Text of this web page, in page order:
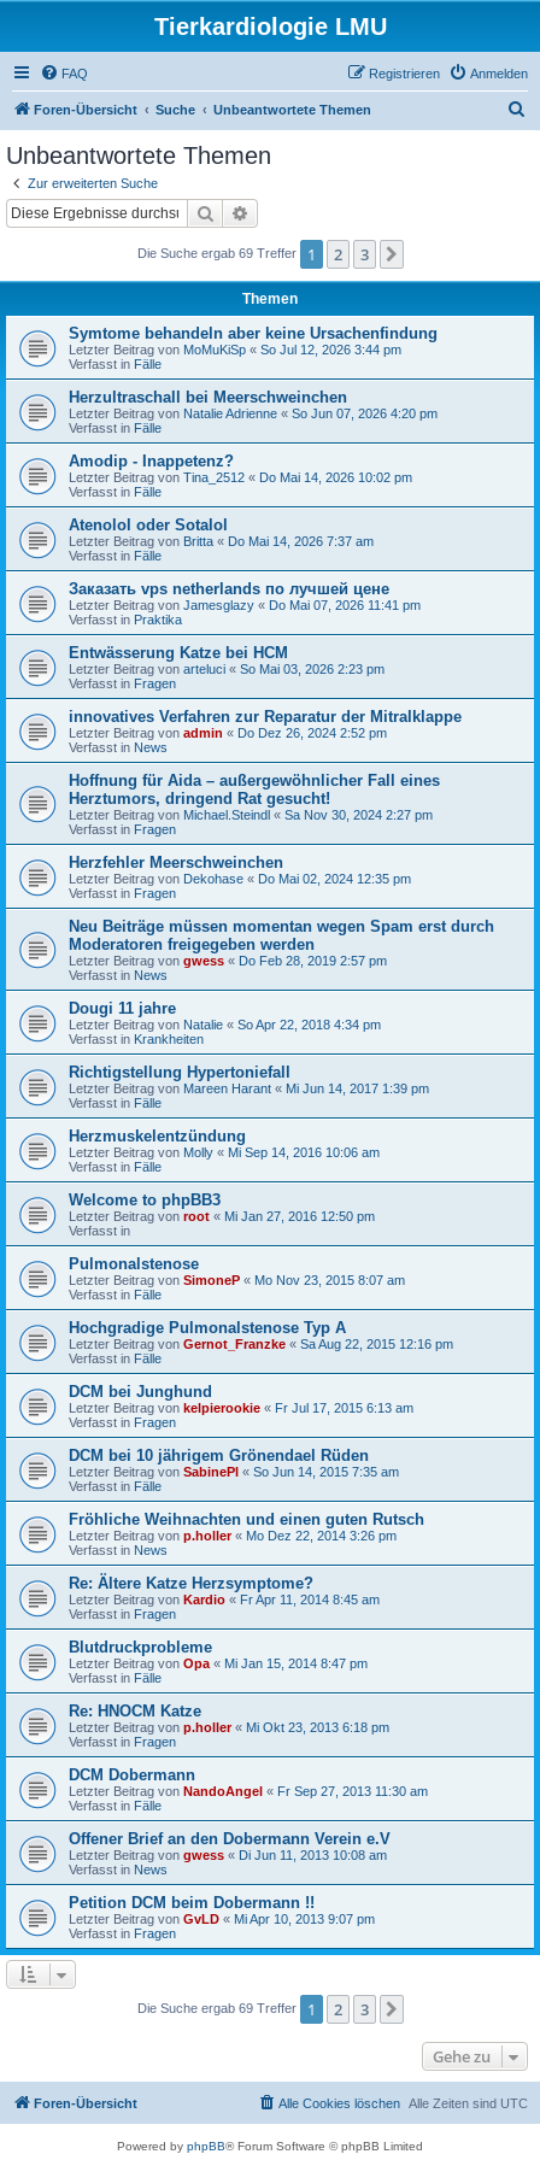
Tierkardiologie LMU
FAQ Anmelden
Registrieren
Foren-Übersicht Suche Unbeantwortete Themen
Unbeantwortete Themen
Zur erweiterten Suche
Suche
Die Suche ergab 69 Treffer 1 2 3
Themen
Symtome behandeln aber keine Ursachenfindung
Letzter Beitrag von MoMuKiSp « So Jul 12, 2026 3:44 pm
Verfasst in Fälle
Herzultraschall bei Meerschweinchen
Letzter Beitrag von Natalie Adrienne « So Jun 07, 2026 4:20 pm
Verfasst in Fälle
Amodip - Inappetenz?
Letzter Beitrag von Tina_2512 « Do Mai 14, 2026 10:02 pm
Verfasst in Fälle
Atenolol oder Sotalol
Letzter Beitrag von Britta « Do Mai 14, 2026 7:37 am
Verfasst in Fälle
Заказать vps netherlands по лучшей цене
Letzter Beitrag von Jamesglazy « Do Mai 07, 2026 11:41 pm
Verfasst in Praktika
Entwässerung Katze bei HCM
Letzter Beitrag von arteluci « So Mai 03, 2026 2:23 pm
Verfasst in Fragen
innovatives Verfahren zur Reparatur der Mitralklappe
Letzter Beitrag von admin « Do Dez 26, 2024 2:52 pm
Verfasst in News
Hoffnung für Aida – außergewöhnlicher Fall eines
Herztumors, dringend Rat gesucht!
Letzter Beitrag von Michael.Steindl « Sa Nov 30, 2024 2:27 pm
Verfasst in Fragen
Herzfehler Meerschweinchen
Letzter Beitrag von Dekohase « Do Mai 02, 2024 12:35 pm
Verfasst in Fragen
Neu Beiträge müssen momentan wegen Spam erst durch
Moderatoren freigegeben werden
Letzter Beitrag von gwess « Do Feb 28, 2019 2:57 pm
Verfasst in News
Dougi 11 jahre
Letzter Beitrag von Natalie « So Apr 22, 2018 4:34 pm
Verfasst in Krankheiten
Richtigstellung Hypertoniefall
Letzter Beitrag von Mareen Harant « Mi Jun 14, 2017 1:39 pm
Verfasst in Fälle
Herzmuskelentzündung
Letzter Beitrag von Molly « Mi Sep 14, 2016 10:06 am
Verfasst in Fälle
Welcome to phpBB3
Letzter Beitrag von root « Mi Jan 27, 2016 12:50 pm
Verfasst in
Pulmonalstenose
Letzter Beitrag von SimoneP « Mo Nov 23, 2015 8:07 am
Verfasst in Fälle
Hochgradige Pulmonalstenose Typ A
Letzter Beitrag von Gernot_Franzke « Sa Aug 22, 2015 12:16 pm
Verfasst in Fälle
DCM bei Junghund
Letzter Beitrag von kelpierookie « Fr Jul 17, 2015 6:13 am
Verfasst in Fragen
DCM bei 10 jährigem Grönendael Rüden
Letzter Beitrag von SabinePl « So Jun 14, 2015 7:35 am
Verfasst in Fälle
Fröhliche Weihnachten und einen guten Rutsch
Letzter Beitrag von p.holler« Mo Dez 22, 2014 3:26 pm
Verfasst in News
Re: Ältere Katze Herzsymptome?
Letzter Beitrag von Kardio « Fr Apr 11, 2014 8:45 am
Verfasst in Fragen
Blutdruckprobleme
Letzter Beitrag von Opa « Mi Jan 15, 2014 8:47 pm
Verfasst in Fälle
Re: HNOCM Katze
Letzter Beitrag von p.holler« Mi Okt 23, 2013 6:18 pm
Verfasst in Fragen
DCM Dobermann
Letzter Beitrag von NandoAngel « Fr Sep 27, 2013 11:30 am
Verfasst in Fälle
Offener Brief an den Dobermann Verein e.V
Letzter Beitrag von gwess « Di Jun 11, 2013 10:08 am
Verfasst in News
Petition DCM beim Dobermann !!
Letzter Beitrag von GvLD « Mi Apr 10, 2013 9:07 pm
Verfasst in Fragen
Die Suche ergab 69 Treffer 1 2 3
Gehe zu
Foren-Übersicht Alle Zeiten sind UTC
Alle Cookies löschen
Powered by phpBB® Forum Software © phpBB Limited